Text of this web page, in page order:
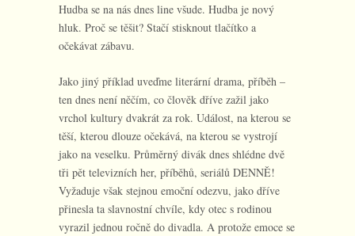
Hudba se na nás dnes line všude. Hudba je nový
hluk. Proč se těšit? Stačí stisknout tlačítko a
očekávat zábavu.
Jako jiný příklad uveďme literární drama, příběh –
ten dnes není něčím, co člověk dříve zažil jako
vrchol kultury dvakrát za rok. Událost, na kterou se
těší, kterou dlouze očekává, na kterou se vystrojí
jako na veselku. Průměrný divák dnes shlédne dvě
tři pět televizních her, příběhů, seriálů DENNĚ!
Vyžaduje však stejnou emoční odezvu, jako dříve
přinesla ta slavnostní chvíle, kdy otec s rodinou
vyrazil jednou ročně do divadla. A protože emoce se